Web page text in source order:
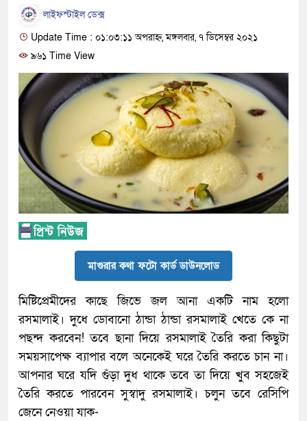
লাইফস্টাইল ডেক্স
Update Time : ০১:০৩:১১ অপরাহ্ন, মঙ্গলবার, ৭ ডিসেম্বর ২০২১
৯৬১ Time View
মাগুরার কথা ফটো কার্ড ডাউনলোড
মিষ্টিপ্রেমীদের কাছে জিভে জল আনা একটি নাম হলো
রসমালাই। দুধে ডোবানো ঠান্ডা ঠান্ডা রসমালাই খেতে কে না
পছন্দ করবেন! তবে ছানা দিয়ে রসমালাই তৈরি করা কিছুটা
সময়সাপেক্ষ ব্যাপার বলে অনেকেই ঘরে তৈরি করতে চান না।
আপনার ঘরে যদি গুঁড়া দুধ থাকে তবে তা দিয়ে খুব সহজেই
তৈরি করতে পারবেন সুস্বাদু রসমালাই। চলুন তবে রেসিপি
জেনে নেওয়া যাক-